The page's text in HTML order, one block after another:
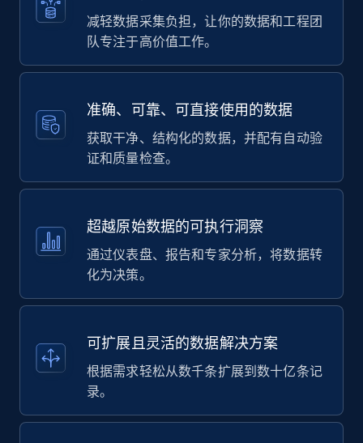
减轻数据采集负担，让你的数据和工程团
队专注于高价值工作。
准确、可靠、可直接使用的数据
获取干净、结构化的数据，并配有自动验
证和质量检查。
超越原始数据的可执行洞察
通过仪表盘、报告和专家分析，将数据转
化为决策。
可扩展且灵活的数据解决方案
根据需求轻松从数千条扩展到数十亿条记
录。